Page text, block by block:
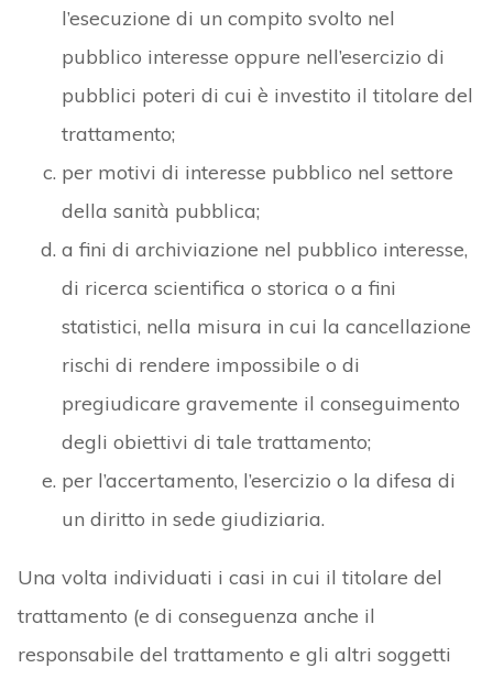
l’esecuzione di un compito svolto nel
pubblico interesse oppure nell’esercizio di
pubblici poteri di cui è investito il titolare del
trattamento;
per motivi di interesse pubblico nel settore
della sanità pubblica;
a fini di archiviazione nel pubblico interesse,
di ricerca scientifica o storica o a fini
statistici, nella misura in cui la cancellazione
rischi di rendere impossibile o di
pregiudicare gravemente il conseguimento
degli obiettivi di tale trattamento;
per l’accertamento, l’esercizio o la difesa di
un diritto in sede giudiziaria.
Una volta individuati i casi in cui il titolare del
trattamento (e di conseguenza anche il
responsabile del trattamento e gli altri soggetti